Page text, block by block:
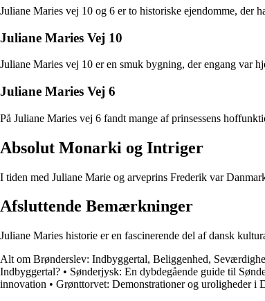
Juliane Maries vej 10 og 6 er to historiske ejendomme,
Juliane Maries Vej 10
Juliane Maries vej 10 er en smuk bygning, der engang var
Juliane Maries Vej 6
På Juliane Maries vej 6 fandt mange af prinsessens
Absolut Monarki og Intriger
I tiden med Juliane Marie og arveprins Frederik var
Afsluttende Bemærkninger
Juliane Maries historie er en fascinerende del af dansk
Alt om Brønderslev: Indbyggertal, Beliggenhed,
Indbyggertal? • Sønderjysk: En dybdegående guide til
innovation • Grønttorvet: Demonstrationer og uroligheder i